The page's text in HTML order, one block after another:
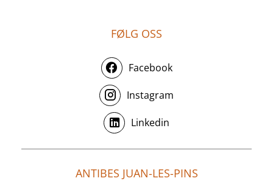
FØLG OSS
Facebook
Instagram
Linkedin
ANTIBES JUAN-LES-PINS